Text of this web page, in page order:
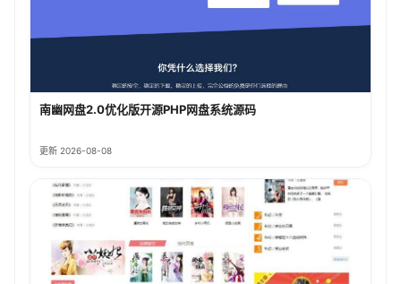
南幽网盘2.0优化版开源PHP网盘系统源码
更新 2026-08-08